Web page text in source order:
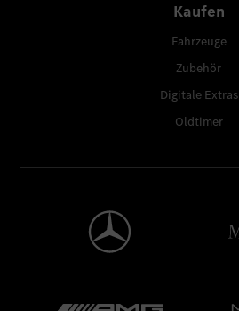
Kaufen
Fahrzeuge
Zubehör
Digitale Extras
Oldtimer